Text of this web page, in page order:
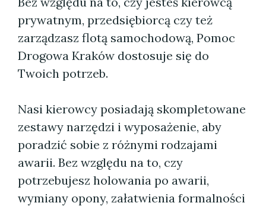
prywatnym, przedsiębiorcą czy też
zarządzasz flotą samochodową, Pomoc
Drogowa Kraków dostosuje się do
Twoich potrzeb.
Nasi kierowcy posiadają skompletowane
zestawy narzędzi i wyposażenie, aby
poradzić sobie z różnymi rodzajami
awarii. Bez względu na to, czy
potrzebujesz holowania po awarii,
wymiany opony, załatwienia formalności